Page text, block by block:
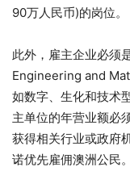
90万人民币)的岗位。
此外，雇主企业必须
Engineering and
如数字、生化和技术
主单位的年营业额必
获得相关行业或政府
诺优先雇佣澳洲公民。